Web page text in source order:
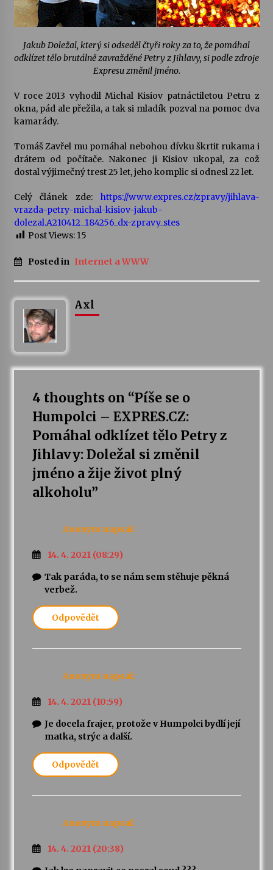
Za kulturou kousek za Humpolec. V Želivě ožije
13. 7. 2026
Želiv
3. 7. 2026
30. 6. 2026
Jakub Doležal, který si odseděl čtyři roky za to, že pomáhal
odklízet tělo brutálně zavražděné Petry z Jihlavy, si podle zdroje
Expresu změnil jméno.
V roce 2013 vyhodil Michal Kisiov patnáctiletou Petru z
okna, pád ale přežila, a tak si mladík pozval na pomoc dva
kamarády.
Tomáš Zavřel mu pomáhal nebohou dívku škrtit rukama i
drátem od počítače. Nakonec ji Kisiov ukopal, za což
dostal výjimečný trest 25 let, jeho komplic si odnesl 22 let.
Celý článek zde: https://www.expres.cz/zpravy/jihlava-
vrazda-petry-michal-kisiov-jakub-
dolezal.A210412_184256_dx-zpravy_stes
Post Views: 15
Posted in Internet a WWW
Axl
4 thoughts on “Píše se o
Humpolci – EXPRES.CZ:
Pomáhal odklízet tělo Petry z
Jihlavy: Doležal si změnil
jméno a žije život plný
alkoholu”
Anonym napsal:
14. 4. 2021 (08:29)
Tak paráda, to se nám sem stěhuje pěkná
verbež.
Odpovědět
Anonym napsal:
14. 4. 2021 (10:59)
Je docela frajer, protože v Humpolci bydlí její
matka, strýc a další.
Odpovědět
Anonym napsal:
14. 4. 2021 (20:38)